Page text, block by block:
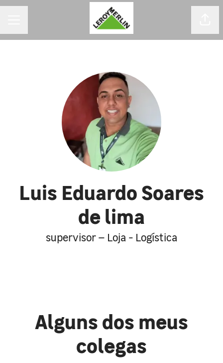
Luis Eduardo Soares
de lima
supervisor – Loja - Logística
Alguns dos meus
colegas